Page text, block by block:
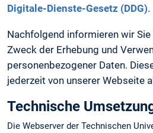
Digitale-Dienste-Gesetz (DDG).
Nachfolgend informieren wir
Zweck der Erhebung und
personenbezogener Daten.
jederzeit von unserer Webseite
Technische
Die Webserver der Technischen